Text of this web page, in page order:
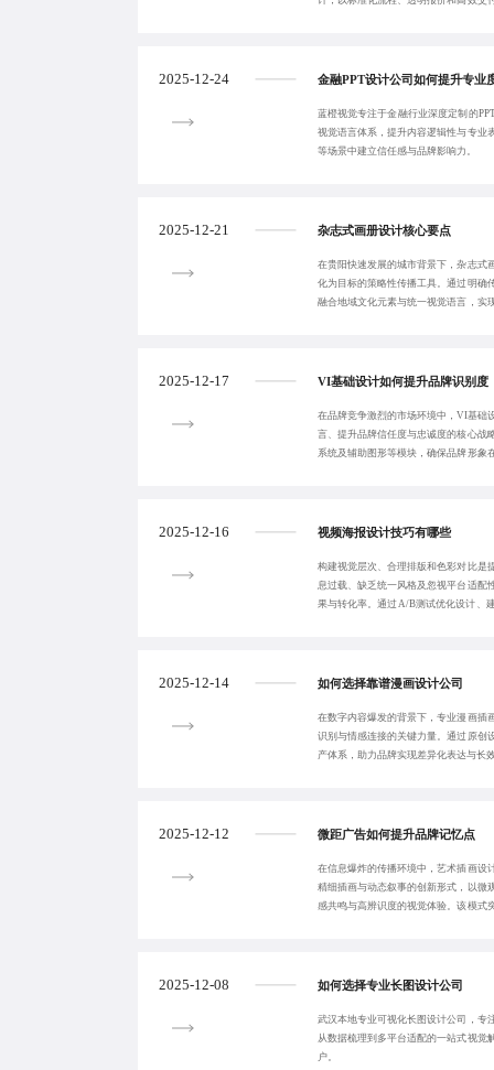
2025-12-24 金融PPT设计公司如何提升专业
蓝橙视觉专注于金融行业深度定制的
视觉语言体系，提升内容逻辑性与专业
等场景中建立信任感与品牌影响力。
2025-12-21 杂志式画册设计核心要点
在贵阳快速发展的城市背景下，杂志式
化为目标的策略性传播工具。通过明确
融合地域文化元素与统一视觉语言，实
2025-12-17 VI基础设计如何提升品牌识别度
在品牌竞争激烈的市场环境中，VI基础
言、提升品牌信任度与忠诚度的核心战
系统及辅助图形等模块，确保品牌形象
2025-12-16 视频海报设计技巧有哪些
构建视觉层次、合理排版和色彩对比是
息过载、缺乏统一风格及忽视平台适配
果与转化率。通过A/B测试优化设计、
2025-12-14 如何选择靠谱漫画设计公司
在数字内容爆发的背景下，专业漫画插
识别与情感连接的关键力量。通过原创
产体系，助力品牌实现差异化表达与长
2025-12-12 微距广告如何提升品牌记忆点
在信息爆炸的传播环境中，艺术插画设
精细插画与动态叙事的创新形式，以微
感共鸣与高辨识度的视觉体验。该模式
2025-12-08 如何选择专业长图设计公司
武汉本地专业可视化长图设计公司，专
从数据梳理到多平台适配的一站式视觉
户。